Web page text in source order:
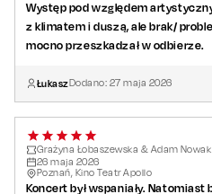
Występ pod względem
z klimatem i duszą, ale brak/
mocno przeszkadzał w odbierze.
ŁukaszDodano: 27 maja 2026
Grażyna Łobaszewska & Adam
26 maja 2026
Poznań, Kino Teatr Apollo
Koncert był wspaniały. Natomiast